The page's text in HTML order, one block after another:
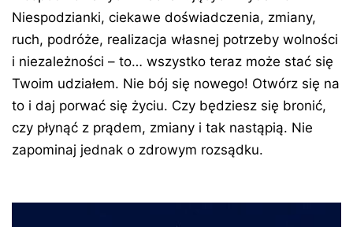
Niespodzianki, ciekawe doświadczenia, zmiany,
ruch, podróże, realizacja własnej potrzeby wolności
i niezależności – to… wszystko teraz może stać się
Twoim udziałem. Nie bój się nowego! Otwórz się na
to i daj porwać się życiu. Czy będziesz się bronić,
czy płynąć z prądem, zmiany i tak nastąpią. Nie
zapominaj jednak o zdrowym rozsądku.